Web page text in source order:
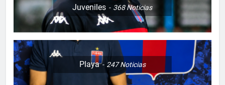
Juveniles 368Noticias
Playa 247Noticias